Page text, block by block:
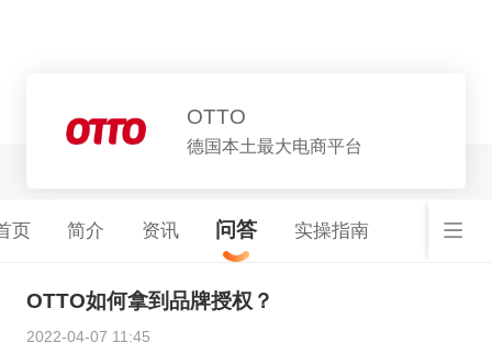
OTTO
德国本土最大电商平台
页 简介 资讯 问答 实操指南
OTTO如何拿到品牌授权？
2022-04-07 11:45